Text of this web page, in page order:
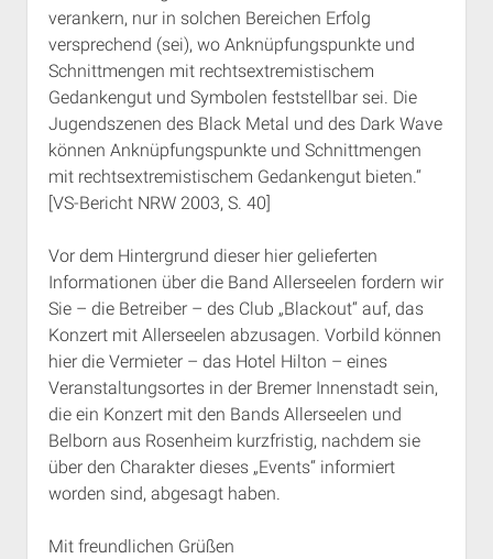
verankern, nur in solchen Bereichen Erfolg
versprechend (sei), wo Anknüpfungspunkte und
Schnittmengen mit rechtsextremistischem
Gedankengut und Symbolen feststellbar sei. Die
Jugendszenen des Black Metal und des Dark Wave
können Anknüpfungspunkte und Schnittmengen
mit rechtsextremistischem Gedankengut bieten.“
[VS-Bericht NRW 2003, S. 40]
Vor dem Hintergrund dieser hier gelieferten
Informationen über die Band Allerseelen fordern wir
Sie – die Betreiber – des Club „Blackout“ auf, das
Konzert mit Allerseelen abzusagen. Vorbild können
hier die Vermieter – das Hotel Hilton – eines
Veranstaltungsortes in der Bremer Innenstadt sein,
die ein Konzert mit den Bands Allerseelen und
Belborn aus Rosenheim kurzfristig, nachdem sie
über den Charakter dieses „Events“ informiert
worden sind, abgesagt haben.
Mit freundlichen Grüßen